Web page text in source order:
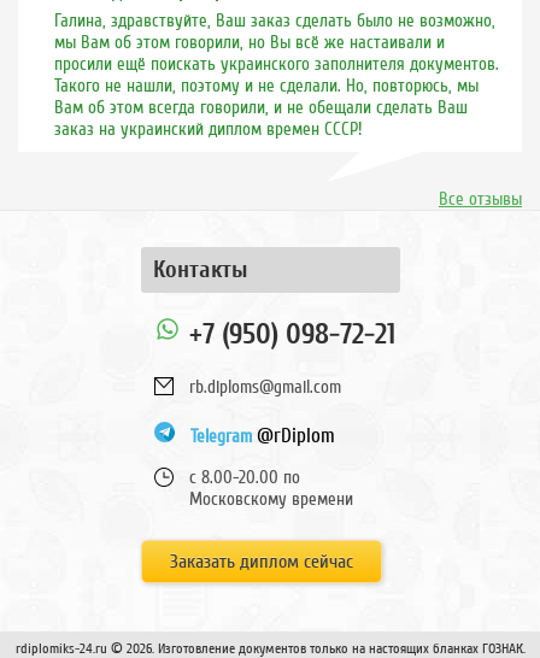
Галина, здравствуйте, Ваш заказ сделать было не возможно,
мы Вам об этом говорили, но Вы всё же настаивали и
просили ещё поискать украинского заполнителя документов.
Такого не нашли, поэтому и не сделали. Но, повторюсь, мы
Вам об этом всегда говорили, и не обещали сделать Ваш
заказ на украинский диплом времен СССР!
Все отзывы
Контакты
+7 (950) 098-72-21
rb.diploms@gmail.com
Telegram@rDiplom
с 8.00-20.00 по
Московскому времени
Заказать диплом сейчас
rdiplomiks-24.ru © 2026. Изготовление документов только на настоящих бланках ГОЗНАК.